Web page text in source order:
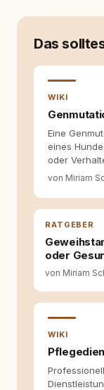
und
Hund
Das
WIKI
Eine
eines
oder
von Miriam
RATGEBER
oder
von Miriam
WIKI